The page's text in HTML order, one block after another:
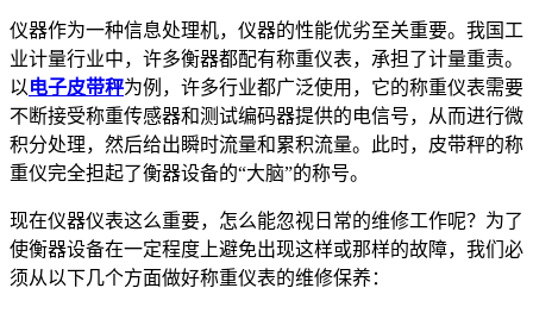
仪器作为一种信息处理机，仪器的性能优劣至关重要。我国工
业计量行业中，许多衡器都配有称重仪表，承担了计量重责。
以电子皮带秤为例，许多行业都广泛使用，它的称重仪表需要
不断接受称重传感器和测试编码器提供的电信号，从而进行微
积分处理，然后给出瞬时流量和累积流量。此时，皮带秤的称
重仪完全担起了衡器设备的“大脑”的称号。
现在仪器仪表这么重要，怎么能忽视日常的维修工作呢？为了
使衡器设备在一定程度上避免出现这样或那样的故障，我们必
须从以下几个方面做好称重仪表的维修保养：